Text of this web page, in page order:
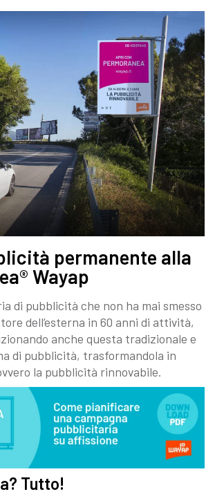
permanente alla
Wayap
di pubblicità che non ha mai smesso
dell’esterna in 60 anni di attività,
anche questa tradizionale e
di pubblicità, trasformandola in
la pubblicità rinnovabile.
Tutto!